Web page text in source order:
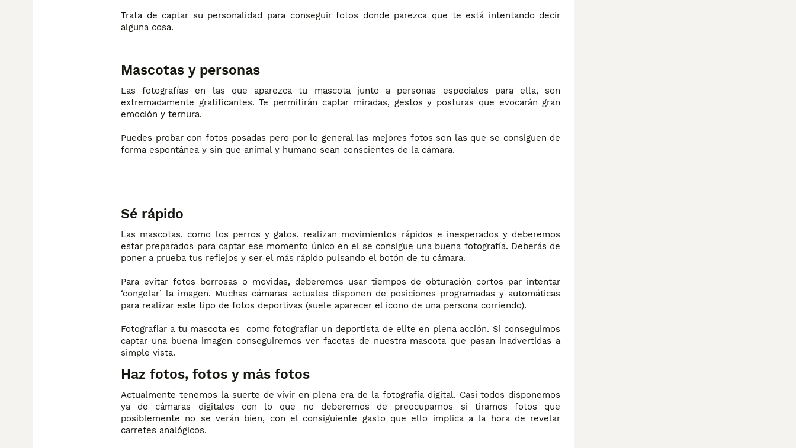
Trata de captar su personalidad para conseguir fotos donde parezca que te está intentando decir
alguna cosa.
Mascotas y personas
Las fotografías en las que aparezca tu mascota junto a personas especiales para ella, son
extremadamente gratificantes. Te permitirán captar miradas, gestos y posturas que evocarán gran
emoción y ternura.
Puedes probar con fotos posadas pero por lo general las mejores fotos son las que se consiguen de
forma espontánea y sin que animal y humano sean conscientes de la cámara.
Sé rápido
Las mascotas, como los perros y gatos, realizan movimientos rápidos e inesperados y deberemos
estar preparados para captar ese momento único en el se consigue una buena fotografía. Deberás de
poner a prueba tus reflejos y ser el más rápido pulsando el botón de tu cámara.
Para evitar fotos borrosas o movidas, deberemos usar tiempos de obturación cortos par intentar
‘congelar’ la imagen. Muchas cámaras actuales disponen de posiciones programadas y automáticas
para realizar este tipo de fotos deportivas (suele aparecer el icono de una persona corriendo).
Fotografiar a tu mascota es como fotografiar un deportista de elite en plena acción. Si conseguimos
captar una buena imagen conseguiremos ver facetas de nuestra mascota que pasan inadvertidas a
simple vista.
Haz fotos, fotos y más fotos
Actualmente tenemos la suerte de vivir en plena era de la fotografía digital. Casi todos disponemos
ya de cámaras digitales con lo que no deberemos de preocuparnos si tiramos fotos que
posiblemente no se verán bien, con el consiguiente gasto que ello implica a la hora de revelar
carretes analógicos.